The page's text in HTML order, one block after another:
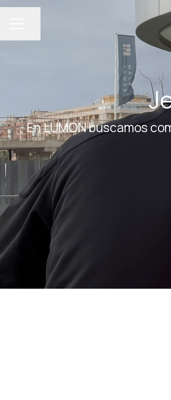
En LUMON buscamos